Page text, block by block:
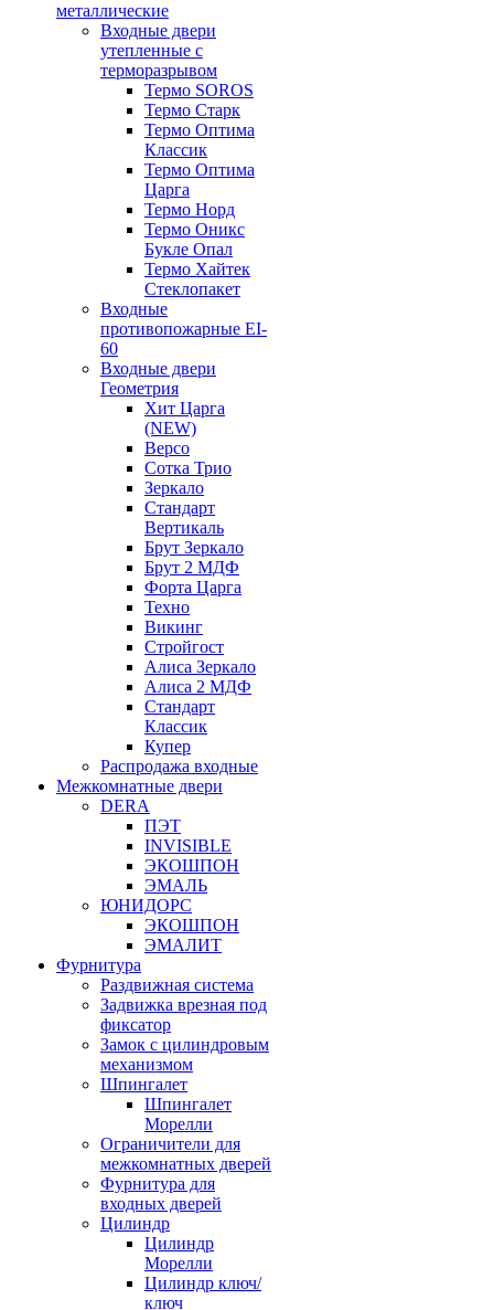
металлические
Входные двери
утепленные с
терморазрывом
Термо SOROS
Термо Старк
Термо Оптима
Классик
Термо Оптима
Царга
Термо Норд
Термо Оникс
Букле Опал
Термо Хайтек
Стеклопакет
Входные
противопожарные EI-
60
Входные двери
Геометрия
Хит Царга
(NEW)
Версо
Сотка Трио
Зеркало
Стандарт
Вертикаль
Брут Зеркало
Брут 2 МДФ
Форта Царга
Техно
Викинг
Стройгост
Алиса Зеркало
Алиса 2 МДФ
Стандарт
Классик
Купер
Распродажа входные
Межкомнатные двери
DERA
ПЭТ
INVISIBLE
ЭКОШПОН
ЭМАЛЬ
ЮНИДОРС
ЭКОШПОН
ЭМАЛИТ
Фурнитура
Раздвижная система
Задвижка врезная под
фиксатор
Замок с цилиндровым
механизмом
Шпингалет
Шпингалет
Морелли
Ограничители для
межкомнатных дверей
Фурнитура для
входных дверей
Цилиндр
Цилиндр
Морелли
Цилиндр ключ/
ключ